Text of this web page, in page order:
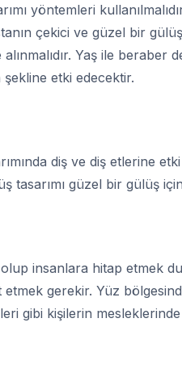
yöntemleri
çekici ve güzel bir
alınmalıdır. Yaş ile
etki edecektir.
diş ve diş etlerine
tasarımı güzel bir gülüş
insanlara hitap etmek
gerekir. Yüz
gibi kişilerin